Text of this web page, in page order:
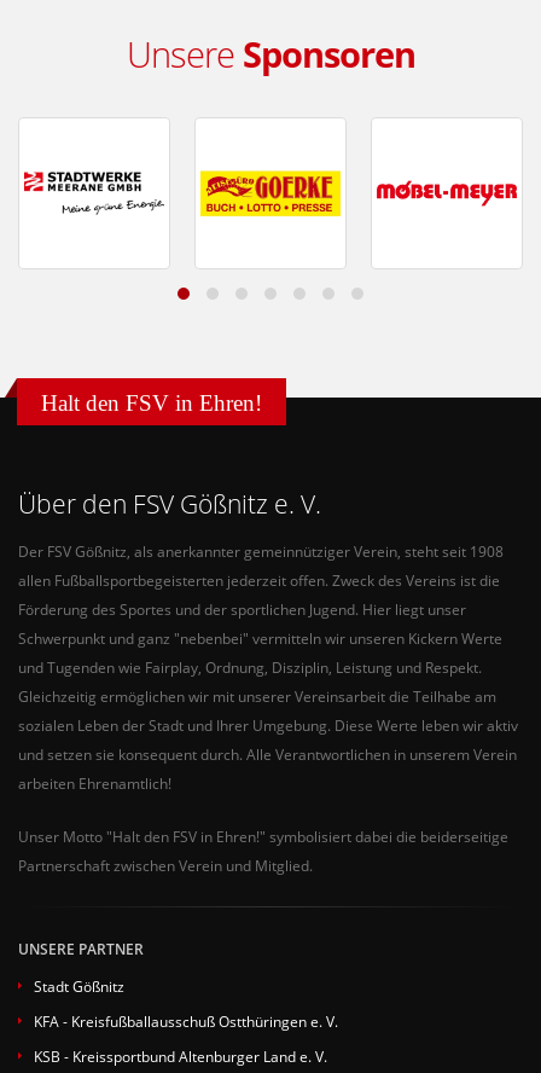
Unsere Sponsoren
Halt den FSV in Ehren!
Über den FSV Gößnitz e. V.
Der FSV Gößnitz, als anerkannter gemeinnütziger Verein, steht seit 1908
allen Fußballsportbegeisterten jederzeit offen. Zweck des Vereins ist die
Förderung des Sportes und der sportlichen Jugend. Hier liegt unser
Schwerpunkt und ganz "nebenbei" vermitteln wir unseren Kickern Werte
und Tugenden wie Fairplay, Ordnung, Disziplin, Leistung und Respekt.
Gleichzeitig ermöglichen wir mit unserer Vereinsarbeit die Teilhabe am
sozialen Leben der Stadt und Ihrer Umgebung. Diese Werte leben wir aktiv
und setzen sie konsequent durch. Alle Verantwortlichen in unserem Verein
arbeiten Ehrenamtlich!
Unser Motto "Halt den FSV in Ehren!" symbolisiert dabei die beiderseitige
Partnerschaft zwischen Verein und Mitglied.
UNSERE PARTNER
Stadt Gößnitz
KFA - Kreisfußballausschuß Ostthüringen e. V.
KSB - Kreissportbund Altenburger Land e. V.